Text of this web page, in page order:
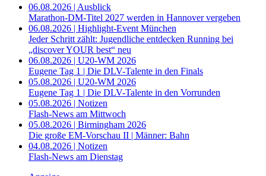
06.08.2026 | Ausblick
Marathon-DM-Titel 2027 werden in Hannover vergeben
06.08.2026 | Highlight-Event München
Jeder Schritt zählt: Jugendliche entdecken Running bei
„discover YOUR best“ neu
06.08.2026 | U20-WM 2026
Eugene Tag 1 | Die DLV-Talente in den Finals
05.08.2026 | U20-WM 2026
Eugene Tag 1 | Die DLV-Talente in den Vorrunden
05.08.2026 | Notizen
Flash-News am Mittwoch
05.08.2026 | Birmingham 2026
Die große EM-Vorschau II | Männer: Bahn
04.08.2026 | Notizen
Flash-News am Dienstag